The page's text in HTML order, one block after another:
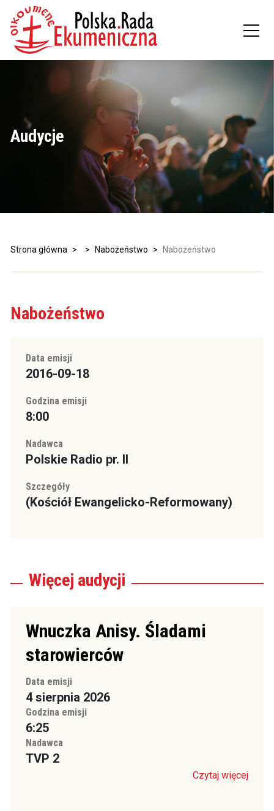
Audycje
Strona główna > > Nabożeństwo > Nabożeństwo
Nabożeństwo
Data emisji
2016-09-18
Godzina emisji
8:00
Nadawca
Polskie Radio pr. II
Szczegóły
(Kościół Ewangelicko-Reformowany)
Więcej audycji
Wnuczka Anisy. Śladami
starowierców
Data emisji
4 sierpnia 2026
Godzina emisji
6:25
Nadawca
TVP 2
Czytaj więcej